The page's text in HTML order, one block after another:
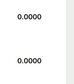
0.0000
0.0000